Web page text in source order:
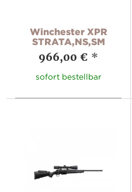
Winchester XPR
STRATA,NS,SM
966,00 € *
sofort bestellbar